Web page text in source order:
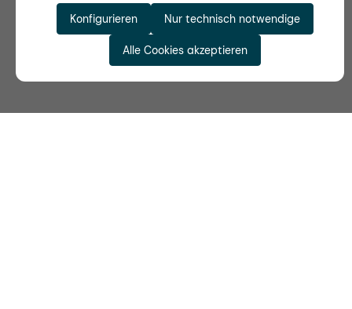
Nur technisch notwendige
Konfigurieren
Alle Cookies akzeptieren